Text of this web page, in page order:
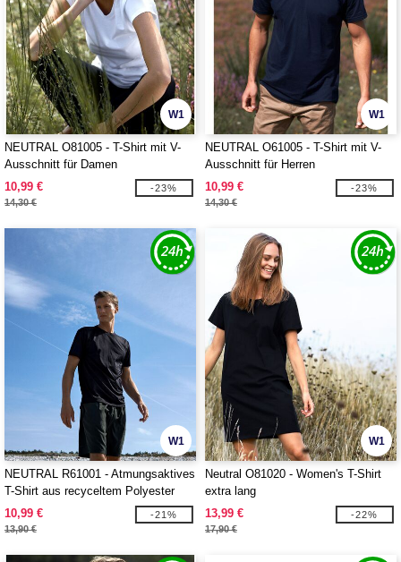
W1
NEUTRAL O81005 - T-Shirt mit V-
Ausschnitt für Damen
10,99 €
14,30 €
-23%
W1
NEUTRAL O61005 - T-Shirt mit V-
Ausschnitt für Herren
10,99 €
14,30 €
-23%
W1
NEUTRAL R61001 - Atmungsaktives
T-Shirt aus recyceltem Polyester
10,99 €
13,90 €
-21%
W1
Neutral O81020 - Women's T-Shirt
extra lang
13,99 €
17,90 €
-22%